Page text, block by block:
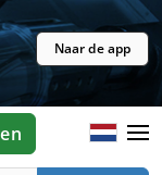
Naar de app